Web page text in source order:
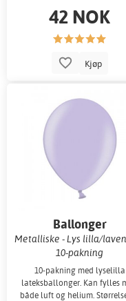
42 NOK
Kjøp
Ballonger
Metalliske - Lys lilla/
10-pakning
10-pakning med lyselilla
lateksballonger. Kan fylles
både luft og helium.